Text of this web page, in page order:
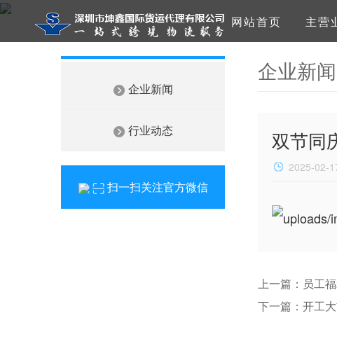
网站首页 主营
企业新闻
行业动态
扫一扫关注官方微信
企业新闻
双节同
2025-02-
上一篇：员工
下一篇：开工